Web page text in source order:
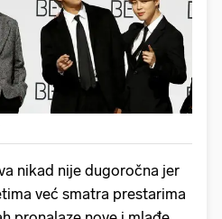
nikad nije dugoročna jer
već smatra prestarima